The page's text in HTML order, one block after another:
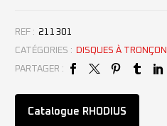
REF : 211301
CATÉGORIES :
DISQUES À
PARTAGER :
Catalogue RHODIUS